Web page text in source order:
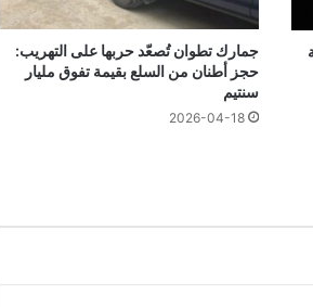
جمارك تطوان تُصعّد حربها على التهريب:
حجز أطنان من السلع بقيمة تفوق مليار
سنتيم
2026-04-18